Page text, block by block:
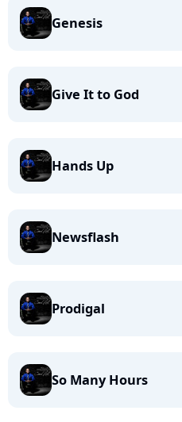
Genesis
Give It to God
Hands Up
Newsflash
Prodigal
So Many Hours